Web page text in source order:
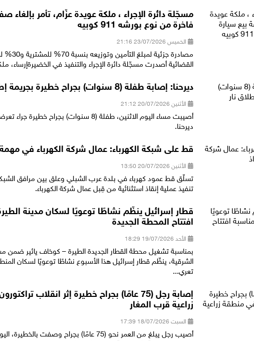
مسجّلة دائرة الإجراء ، ملكة عويدة عزّام، تأمر بإلغاء
فاخرة من نوع بورشه 911 كوبيه
الخميس 23/07/2026 21:16
مصادرة جزئية
القضائية أصدرت مسجّلة دائرة الإجراء والتنفيذ في الخضيرةإرساء،
ديرحنا: إصابة طفلة (8 سنوات) بجراح خطيرة بجريمة إطلاق نار
الأثنين 20/07/2026 21:12
أصيبت مساء اليوم الاثنين، طفلة (8 سنوات) بجراح
ديرحنا.
قط على شبكة الكهرباء: عمال شركة الكهرباء في مهمة
الأثنين 20/07/2026 13:50
تسلّق قط عمود كهرباء في بلدة عرب الشبلي وعلق بين مرافق
تنفيذ عملية إنقاذ استثنائية من قِبل عمال شركة الكهرباء.
قطار إسرائيل ينظّم نشاطًا توعويًا لسكان مدينة
افتتاح المحطة الجديدة
الأحد 19/07/2026 18:29
بمناسبة تشغيل محطة القطار الجديدة الطيرة – كوخاف يائير ضمن
الشرقية، ينظّم قطار إسرائيل هذا الأسبوع نشاطًا توعويًا لسكان
تعري...
إصابة رجل (75 عامًا) بجراح خطيرة إثر انقلاب
زراعية قرب المغار
السبت 18/07/2026 17:39
أصيب رجل يبلغ من العمر نحو (75 عامًا) بجراح وصفت